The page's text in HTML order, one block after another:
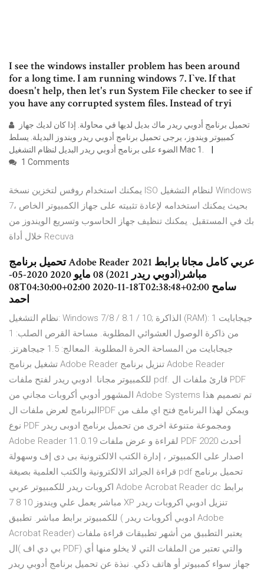
I see the windows installer problem has been around
for a long time. I am running windows 7. I`ve. If that
doesn't help, then let's run System File checker to see if
you have any corrupted system files. Instead of tryi
كمبيوتر ويندوز، يرجى تحميل برنامج أدوبي ريدر ويندوز البديلة. يسلط
الضوء على برنامج أدوبي ريدر البديل لنظام التشغيل Mac 1.
1 Comments
يمكنك استخدام روفس لتخزين نسخة ISO لنظام التشغيل Windows
7، بحيث يمكنك استخدامه لإعادة تثبيته على جهاز الكمبيوتر الخاص
بك في المستقبل. يمكنك تنظيف جهاز الحاسوب وتسريع الويندوز من
خلال أداة Recuva
تحميل برنامج Adobe Reader 2021 عربي كامل مجانا برابط
مباشر(ادوبي ريدر 2021) 08 مايو 2020 2020-05-
08T04:30:00+02:00 2020-11-18T02:38:48+02:00 سامح
احمد
نظام التشغيل: Windows 7/8 / 8.1 / 10; الذاكرة (RAM): 1 جيجابايت
من ذاكرة الوصول العشوائي المطلوبة. مساحة القرص الصلب: 1
جيجابايت من المساحة الحرة المطلوبة. المعالج: 1.5 جيجاهرتز.
تشغيل برنامج Adobe Reader تنزيل برنامج Adobe Reader
للكمبيوتر مجانا. ادوبي ريدر لفتح ملفات pdf. قارئ ملفات ال PDF
المشهور أدوبي أكروبات مجاني من Adobe Systems تم تصميم هذا
البرنامج لعرض ملفات الPDF ويمكن لهذا البرنامج فتح اي ملف من
نوع PDF ومجموعة متنوعة اخرى من تحميل برنامج ادوبى ريدر
Adobe Reader 11.0.19 لقراءة و عرض ملفات PDF 2020 أحدث
اصدار على الكمبيوتر ، إدارة الكتب الالكترونية بى دى إف وسهولة
قراءة الجرائد الالكترونية والكتب العلمية بصيغة pdf تحميل برنامج
اكروبات ريدر للكمبيوتر عربي Adobe Acrobat Reader dc برابط
مباشر يعمل علي ويندوز 10 8 7 XP تنزيل ادوبي اكروبات ريدر
للكمبيوتر برابط مباشر. تطبيق ( ادوبي أكروبات ريدر Adobe
Acrobat Reader) يعتبر التطبيق من أشهر تطبيقات قراءة ملفات
ال( بي دي اف PDF) والتي تعتبر من الملفات التي لا يخلو منها أي
جهاز سواء كمبيوتر أو هاتف ذكي. نبذة عن تحميل برنامج أدوبي ريدر